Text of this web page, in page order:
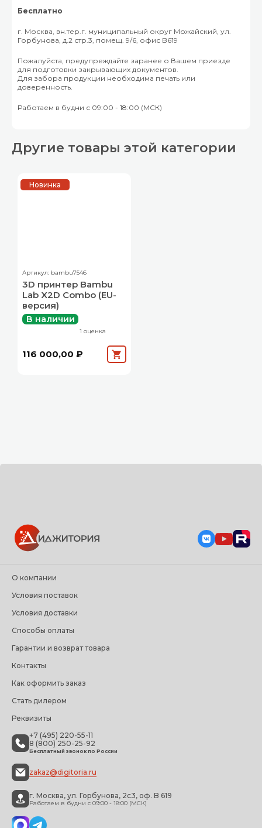
Бесплатно
г. Москва, вн.тер.г. муниципальный округ Можайский, ул.
Горбунова, д.2 стр.3, помещ. 9/6, офис B619
Пожалуйста, предупреждайте заранее о Вашем приезде
для подготовки закрывающих документов.
Для забора продукции необходима печать или
доверенность.
Работаем в будни с 09:00 - 18:00 (МСК)
Другие товары этой категории
Новинка
Артикул: bambu7546
3D принтер Bambu
Lab X2D Combo (EU-
версия)
В наличии
1 оценка
116 000,00 ₽
+7 (495) 220-55-11
8 (800) 250-25-92
Бесплатный звонок по России
zakaz@digitoria.ru
г. Москва, ул. Горбунова, 2с3, оф. B 619
Работаем в будни с 09:00 - 18:00 (МСК)
О компании
Условия поставок
Условия доставки
Способы оплаты
Гарантии и возврат товара
Контакты
Как оформить заказ
Стать дилером
Реквизиты